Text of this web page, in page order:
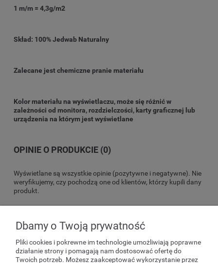
1 m/m = 4,3g/m2
Skład: 100% Jedwab Naturalny
Zalecane jest chemiczne pranie materiału
Kolor materiału na wyświetlaczu, może się różnić w
zależności od monitora, rozdzielczości, karty graficznej lub
urządzenia na którym jest wyświetlane
OPINIE O PRODUKCIE (0)
Wyświetlane są wszystkie opinie (pozytywne i negatywne). Nie
weryfikujemy, czy pochodzą one od klientów, którzy kupili dany
produkt.
POMOC
Dbamy o Twoją prywatność
Pliki cookies i pokrewne im technologie umożliwiają poprawne
działanie strony i pomagają nam dostosować ofertę do
Twoich potrzeb. Możesz zaakceptować wykorzystanie przez